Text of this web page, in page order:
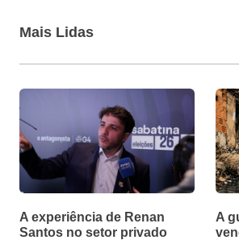
Mais Lidas
A experiência de Renan
Santos no setor privado
A